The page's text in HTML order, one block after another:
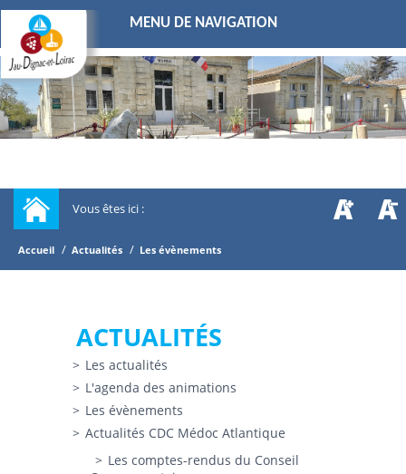
MENU DE NAVIGATION
Vous êtes ici :
Accueil / Actualités / Les évènements
ACTUALITÉS
Les actualités
L'agenda des animations
Les évènements
Actualités CDC Médoc Atlantique
Les comptes-rendus du Conseil